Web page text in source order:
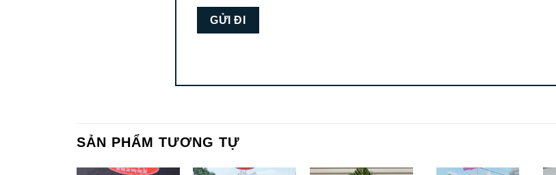
SẢN PHẨM TƯƠNG TỰ